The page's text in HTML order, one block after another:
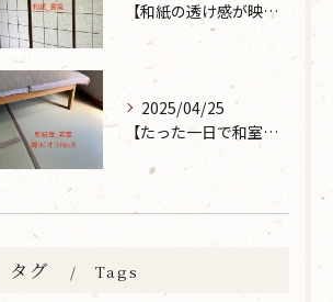
【和紙の透け感が映えるとても素敵な空間に】大分市で障子の張り替えなら 張替本舗 金沢屋 坂ノ市店へ
2025/04/25
【たった一日で和室が生まれ変わった話】畳の表替えなら 張替本舗 金沢屋 坂ノ市店へ
タグ Tags